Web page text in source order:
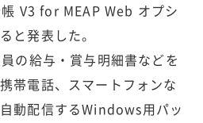
V3 for MEAP Web オプシ
と発表した。
の給与・賞与明細書などを
帯電話、スマートフォンな
動配信するWindows用パッ